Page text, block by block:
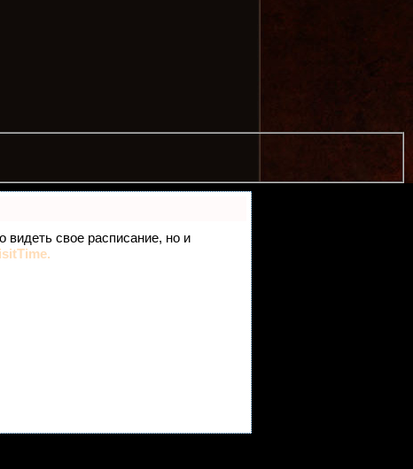
видеть свое расписание, но и